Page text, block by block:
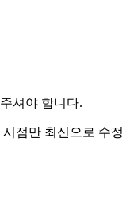
셔야 합니다.
점만 최신으로 수정